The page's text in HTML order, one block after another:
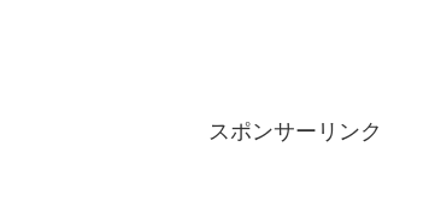
スポンサーリンク